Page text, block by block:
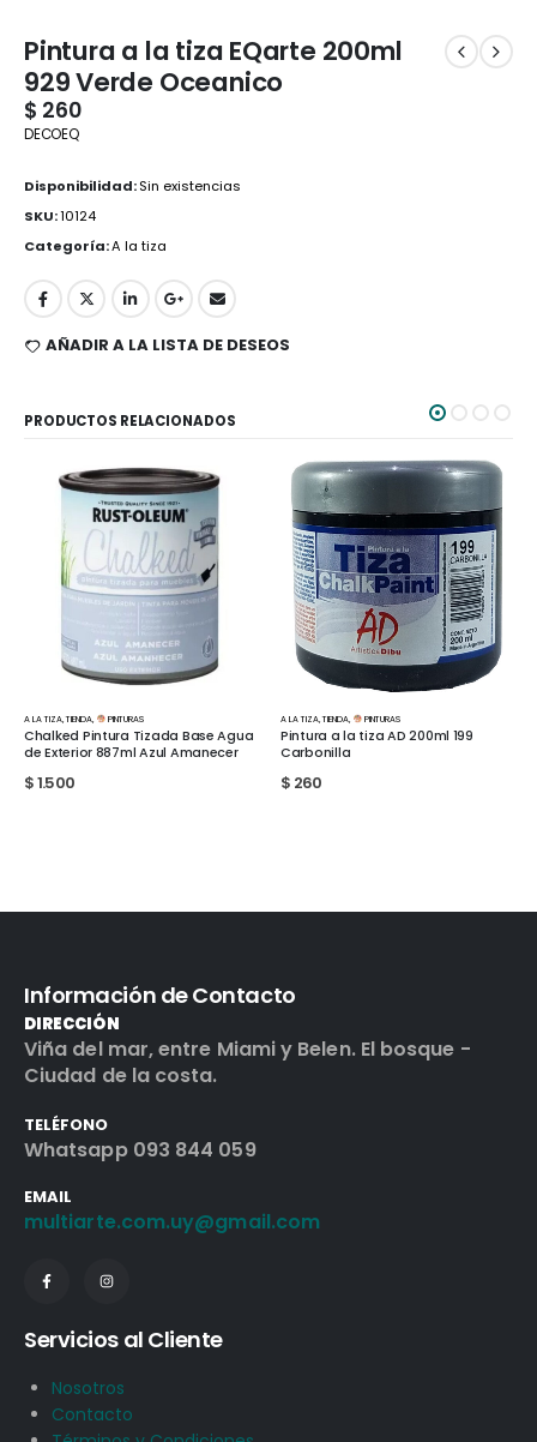
Pintura a la tiza EQarte 200ml
929 Verde Oceanico
$ 260
DECOEQ
Disponibilidad:Sin existencias
SKU:10124
Categoría:A la tiza
AÑADIR A LA LISTA DE DESEOS
PRODUCTOS RELACIONADOS
Agua
A LA TIZA,TIENDA
Pintura a la tiza AD 200ml 199
Carbonilla
A LA TIZA,TIENDA
Pintura A la tiza Multiarte Azul
Piedra 200ml
Información de Contacto
DIRECCIÓN
Viña del mar, entre Miami y Belen. El bosque -
Ciudad de la costa.
TELÉFONO
Whatsapp 093 844 059
EMAIL
multiarte.com.uy@gmail.com
Servicios al Cliente
Nosotros
Contacto